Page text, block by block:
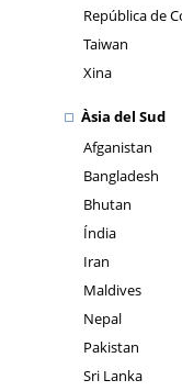
República de
Taiwan
Xina
Àsia del Sud
Afganistan
Bangladesh
Bhutan
Índia
Iran
Maldives
Nepal
Pakistan
Sri Lanka